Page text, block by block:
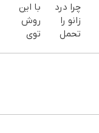
چرا درد
زانو را
تحمل
کن
با این
روش
توی